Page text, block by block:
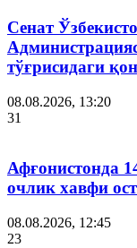
Сенат
тўғрисидаги
08.08.2026, 13:20
31
Афғонистонда
очлик хавфи
08.08.2026, 12:45
23